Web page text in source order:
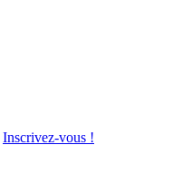
Inscrivez-vous !